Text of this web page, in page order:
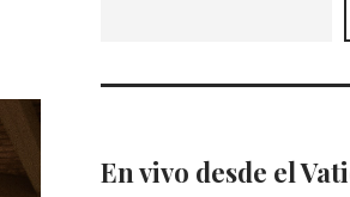
En vivo desde el